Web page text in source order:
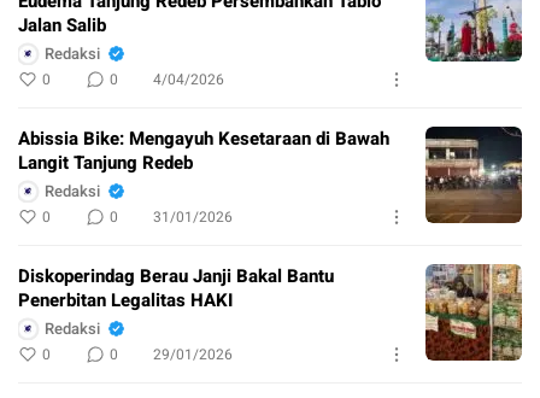
Jalan Salib
Redaksi
0 0 4/04/2026
Abissia Bike: Mengayuh Kesetaraan di Bawah
Langit Tanjung Redeb
Redaksi
0 0 31/01/2026
Diskoperindag Berau Janji Bakal Bantu
Penerbitan Legalitas HAKI
Redaksi
0 0 29/01/2026